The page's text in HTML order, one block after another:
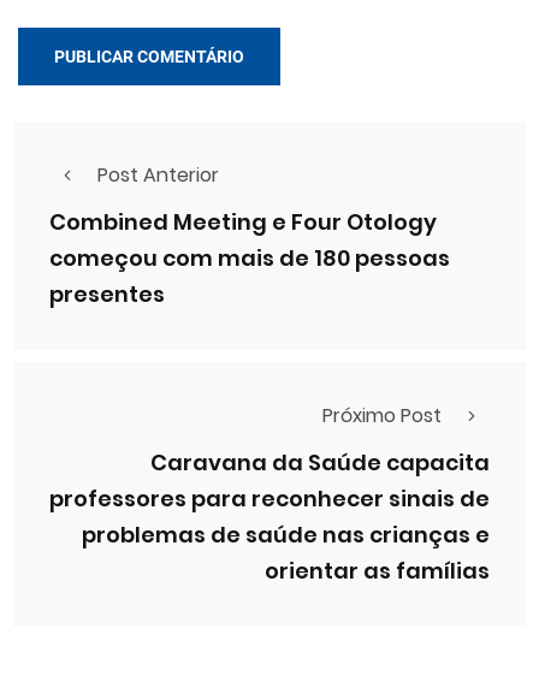
Post Anterior
Combined Meeting e Four Otology
começou com mais de 180 pessoas
presentes
Próximo Post
Caravana da Saúde capacita
professores para reconhecer sinais de
problemas de saúde nas crianças e
orientar as famílias